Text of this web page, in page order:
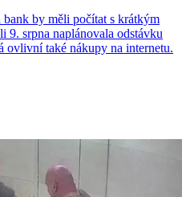
by měli počítat s krátkým
9. srpna naplánovala odstávku
ovlivní také nákupy na internetu.